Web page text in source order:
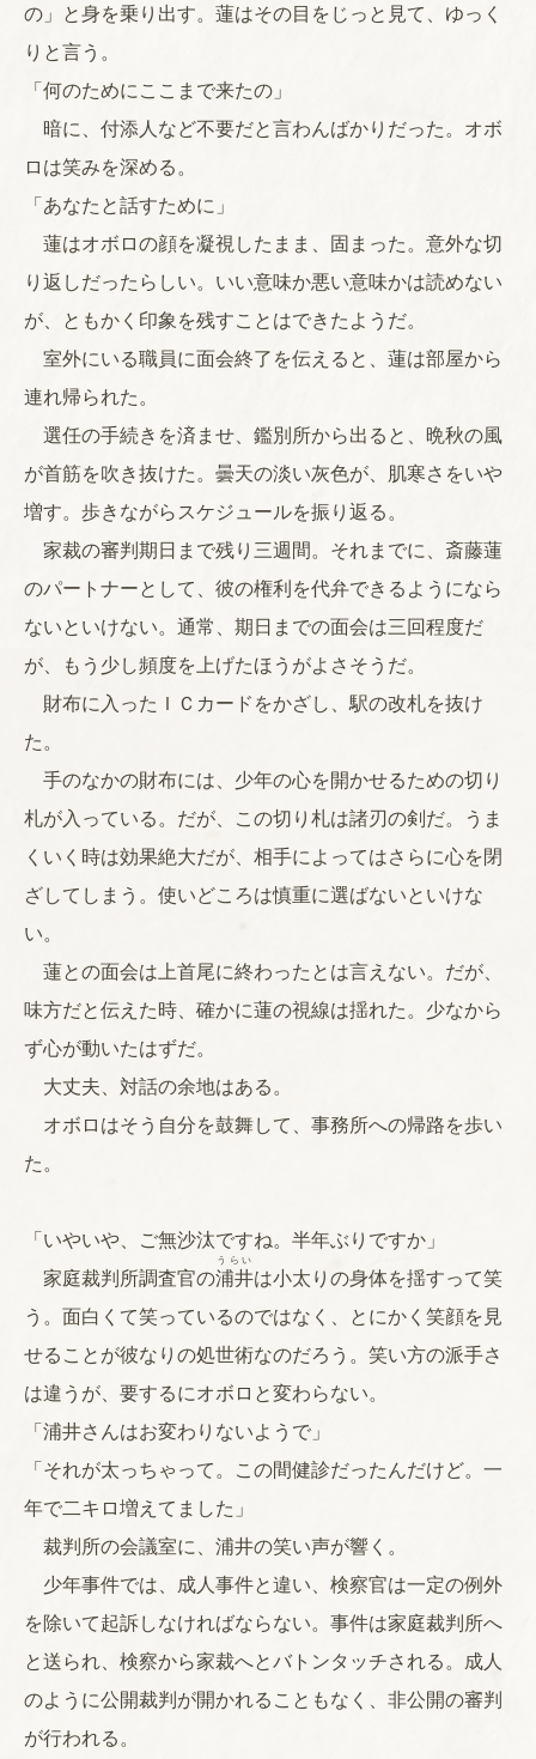
の」と身を乗り出す。蓮はその目をじっと見て、ゆっく
りと言う。
「何のためにここまで来たの」
暗に、付添人など不要だと言わんばかりだった。オボ
ロは笑みを深める。
「あなたと話すために」
蓮はオボロの顔を凝視したまま、固まった。意外な切
り返しだったらしい。いい意味か悪い意味かは読めない
が、ともかく印象を残すことはできたようだ。
室外にいる職員に面会終了を伝えると、蓮は部屋から
連れ帰られた。
選任の手続きを済ませ、鑑別所から出ると、晩秋の風
が首筋を吹き抜けた。曇天の淡い灰色が、肌寒さをいや
増す。歩きながらスケジュールを振り返る。
家裁の審判期日まで残り三週間。それまでに、斎藤蓮
のパートナーとして、彼の権利を代弁できるようになら
ないといけない。通常、期日までの面会は三回程度だ
が、もう少し頻度を上げたほうがよさそうだ。
財布に入ったＩＣカードをかざし、駅の改札を抜け
た。
手のなかの財布には、少年の心を開かせるための切り
札が入っている。だが、この切り札は諸刃の剣だ。うま
くいく時は効果絶大だが、相手によってはさらに心を閉
ざしてしまう。使いどころは慎重に選ばないといけな
い。
蓮との面会は上首尾に終わったとは言えない。だが、
味方だと伝えた時、確かに蓮の視線は揺れた。少なから
ず心が動いたはずだ。
大丈夫、対話の余地はある。
オボロはそう自分を鼓舞して、事務所への帰路を歩い
た。
「いやいや、ご無沙汰ですね。半年ぶりですか」
家庭裁判所調査官の浦井
うらい
は小太りの身体を揺すって笑
う。面白くて笑っているのではなく、とにかく笑顔を見
せることが彼なりの処世術なのだろう。笑い方の派手さ
は違うが、要するにオボロと変わらない。
「浦井さんはお変わりないようで」
「それが太っちゃって。この間健診だったんだけど。一
年で二キロ増えてました」
裁判所の会議室に、浦井の笑い声が響く。
少年事件では、成人事件と違い、検察官は一定の例外
を除いて起訴しなければならない。事件は家庭裁判所へ
と送られ、検察から家裁へとバトンタッチされる。成人
のように公開裁判が開かれることもなく、非公開の審判
が行われる。